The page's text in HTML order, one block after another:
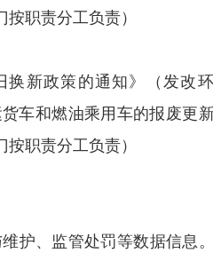
职责分工负责）
新政策的通知》（发改
车和燃油乘用车的报废更新
职责分工负责）
护、监管处罚等数据信息